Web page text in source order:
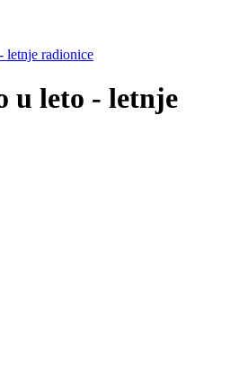
letnje radionice
u leto - letnje